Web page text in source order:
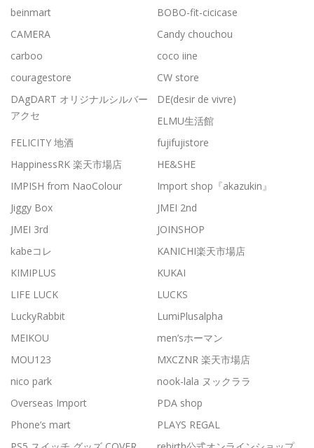
beinmart
BOBO-fit-cicicase
CAMERA
Candy chouchou
carboo
coco iine
couragestore
CW store
DAgDART オリジナルシルバー
アクセ
DE(desir de vivre)
ELMU生活館
FELICITY 地酒
fujifujistore
HappinessRK 楽天市場店
HE&SHE
IMPISH from NaoColour
Import shop『akazukin』
Jiggy Box
JMEI 2nd
JMEI 3rd
JOINSHOP
kabeコレ
KANICHI楽天市場店
KIMIPLUS
KUKAI
LIFE LUCK
LUCKS
LuckyRabbit
LumiPlusalpha
MEIKOU
men’sホーマン
MOU123
MXCZNR 楽天市場店
nico park
nook-lala ヌックララ
Overseas Import
PDA shop
Phone’s mart
PLAYS REGAL